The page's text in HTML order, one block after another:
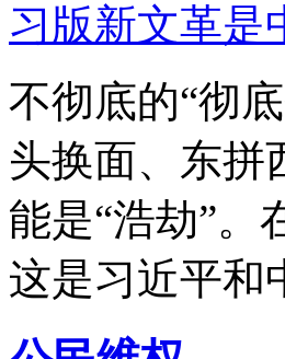
习版新文革是
不彻底的“彻
头换面、东拼
能是“浩劫”。
这是习近平和